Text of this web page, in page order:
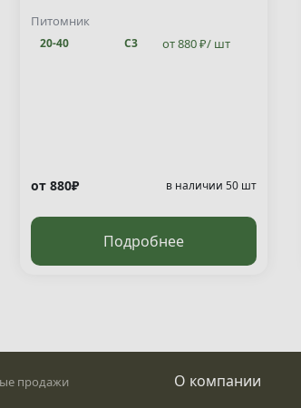
decussata "Jakobsen" )
Питомник
20-40 С3 от 880 ₽/ шт
от 880₽ в наличии 50 шт
Подробнее
продажи
О компании